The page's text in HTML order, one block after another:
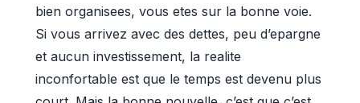
bien organisees, vous etes sur la bonne voie.
Si vous arrivez avec des dettes, peu d’epargne
et aucun investissement, la realite
inconfortable est que le temps est devenu plus